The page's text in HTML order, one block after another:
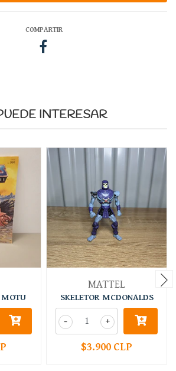
COMPARTIR
INTERESAR
MATTEL
SKELETOR MCDONALDS
+
-
$3.900 CLP